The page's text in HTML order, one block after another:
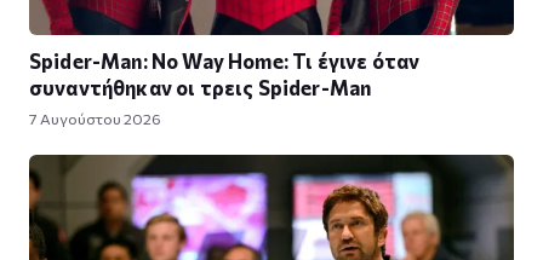
Spider-Man: No Way Home: Τι έγινε όταν
συναντήθηκαν οι τρεις Spider-Man
7 Αυγούστου 2026